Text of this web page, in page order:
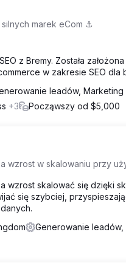
marek eCom ⚓️
z Bremy. Została
w zakresie SEO dla
leadów,
+3 Począwszy od $5,000
wzrost w skalowaniu przy
wzrost skalować się dzięki
się szybciej,
Generowanie